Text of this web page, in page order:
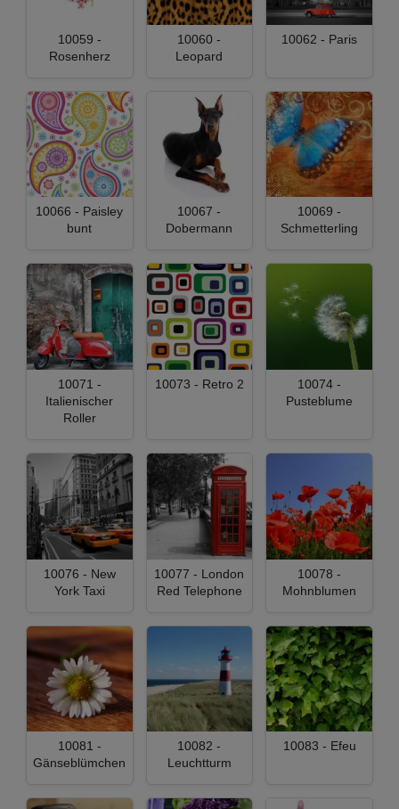
10059 -
Rosenherz
10060 -
Leopard
10062 - Paris
10066 - Paisley
bunt
10067 -
Dobermann
10069 -
Schmetterling
10071 -
Italienischer
Roller
10073 - Retro 2
10074 -
Pusteblume
10076 - New
York Taxi
10077 - London
Red Telephone
10078 -
Mohnblumen
10081 -
Gänseblümchen
10082 -
Leuchtturm
10083 - Efeu